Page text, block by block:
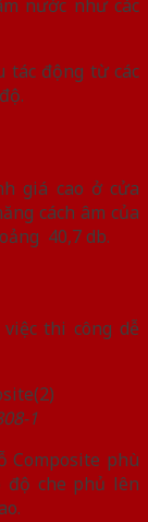
nước như các
tác động từ các
giá cao ở cửa
cách âm của
40,7 db.
thi công dễ
1
Composite phù
che phủ lên